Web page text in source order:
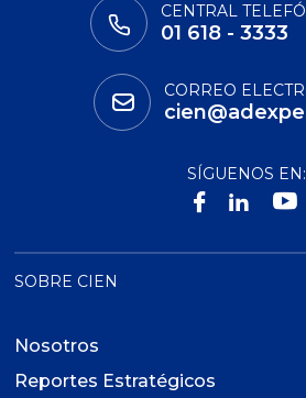
CENTRAL
01 618 - 3333
CORREO
SÍGUENOS EN:
SOBRE CIEN
Nosotros
Reportes Estratégicos